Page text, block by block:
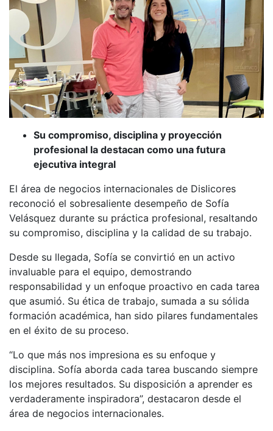
Su compromiso, disciplina y proyección
profesional la destacan como una futura
ejecutiva integral
El área de negocios internacionales de Dislicores
reconoció el sobresaliente desempeño de Sofía
Velásquez durante su práctica profesional, resaltando
su compromiso, disciplina y la calidad de su trabajo.
Desde su llegada, Sofía se convirtió en un activo
invaluable para el equipo, demostrando
responsabilidad y un enfoque proactivo en cada tarea
que asumió. Su ética de trabajo, sumada a su sólida
formación académica, han sido pilares fundamentales
en el éxito de su proceso.
“Lo que más nos impresiona es su enfoque y
disciplina. Sofía aborda cada tarea buscando siempre
los mejores resultados. Su disposición a aprender es
verdaderamente inspiradora”, destacaron desde el
área de negocios internacionales.